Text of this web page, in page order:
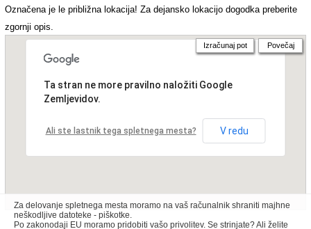
Označena je le približna lokacija! Za dejansko lokacijo dogodka preberite
zgornji opis.
Ta stran ne more pravilno naložiti Google
Zemljevidov.
Ali ste lastnik tega spletnega mesta? V redu
Izračunaj pot Povečaj
Za delovanje spletnega mesta moramo na vaš računalnik shraniti majhne
neškodljive datoteke - piškotke.
Po zakonodaji EU moramo pridobiti vašo privolitev. Se strinjate? Ali želite